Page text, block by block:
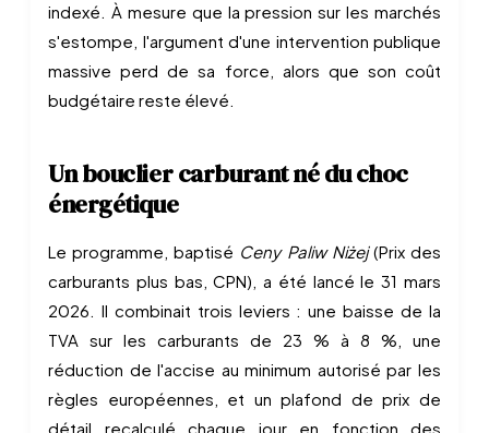
indexé. À mesure que la pression sur les marchés
s'estompe, l'argument d'une intervention publique
massive perd de sa force, alors que son coût
budgétaire reste élevé.
Un bouclier carburant né du choc
énergétique
Le programme, baptisé Ceny Paliw Niżej(Prix des
carburants plus bas, CPN), a été lancé le 31 mars
2026. Il combinait trois leviers : une baisse de la
TVA sur les carburants de 23 % à 8 %, une
réduction de l'accise au minimum autorisé par les
règles européennes, et un plafond de prix de
détail recalculé chaque jour en fonction des